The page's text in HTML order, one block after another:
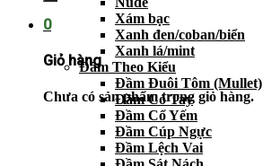
0
Giỏ hàng
Chưa có sản phẩm trong giỏ hàng.
Xám bạc
Xanh đen/coban/biển
Xanh lá/mint
Đầm Theo Kiểu
Đầm Đuôi Tôm (Mullet)
Đầm Có Tay
Đầm Cổ Yếm
Đầm Cúp Ngực
Đầm Lệch Vai